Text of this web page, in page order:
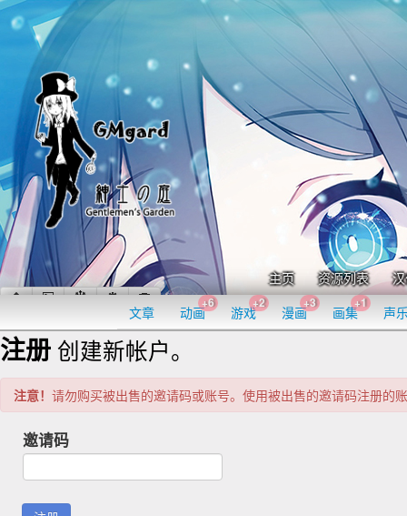
主页 资源列表
文章 动画
+6
游戏
+2
漫画
+3
画集
+1
声
注册 创建新帐户。
注意！ 请勿购买被出售的邀请码或账号。使用被出售的邀请码注册的
邀请码